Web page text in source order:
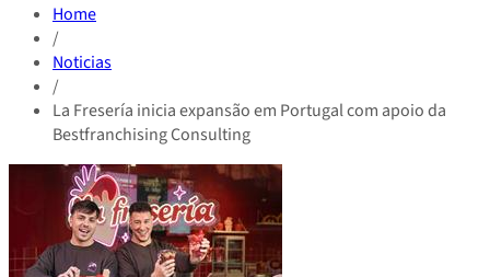
Home
/
Noticias
/
La Fresería inicia expansão em Portugal com apoio da
Bestfranchising Consulting